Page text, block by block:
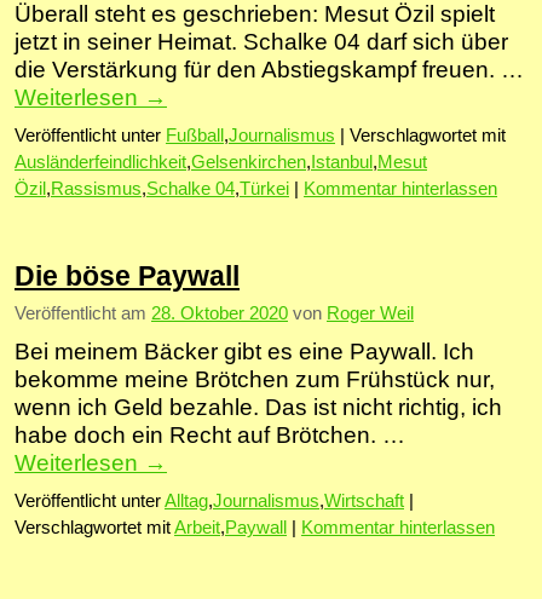
Überall steht es geschrieben: Mesut Özil spielt
jetzt in seiner Heimat. Schalke 04 darf sich über
die Verstärkung für den Abstiegskampf freuen. …
Weiterlesen →
Veröffentlicht unter Fußball ,Journalismus
Verschlagwortet mit
Ausländerfeindlichkeit,Gelsenkirchen, Istanbul ,Mesut
Özil ,Rassismus,Schalke 04,Türkei Kommentar hinterlassen
Die böse Paywall
Veröffentlicht am 28. Oktober 2020 von Roger Weil
Bei meinem Bäcker gibt es eine Paywall. Ich
bekomme meine Brötchen zum Frühstück nur,
wenn ich Geld bezahle. Das ist nicht richtig, ich
habe doch ein Recht auf Brötchen. …
Weiterlesen →
Veröffentlicht unterAlltag,Journalismus,Wirtschaft
Verschlagwortet mitArbeit,Paywall Kommentar hinterlassen